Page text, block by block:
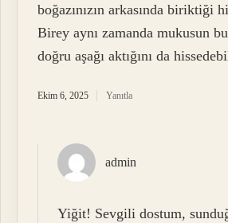
boğazınızın arkasında biriktiği
Birey aynı zamanda mukusun
doğru aşağı aktığını da
Ekim 6, 2025 Yanıtla
admin
Yiğit! Sevgili dostum,